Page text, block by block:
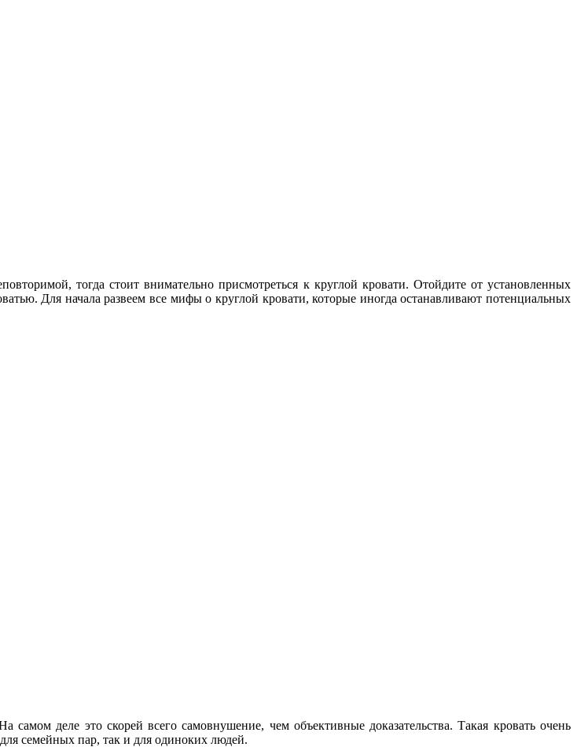
тогда стоит внимательно присмотреться к круглой кровати. Отойдите от установленных
Для начала развеем все мифы о круглой кровати, которые иногда останавливают потенциальных
деле это скорей всего самовнушение, чем объективные доказательства. Такая кровать очень
семейных пар, так и для одиноких людей.